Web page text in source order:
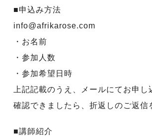
■申込み方法
info@afrikarose.com
・お名前
・参加人数
・参加希望日時
上記記載のうえ、メールにてお申し
確認できましたら、折返しのご返信
■講師紹介